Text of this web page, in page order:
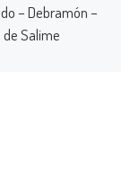
– Debramón –
de Salime